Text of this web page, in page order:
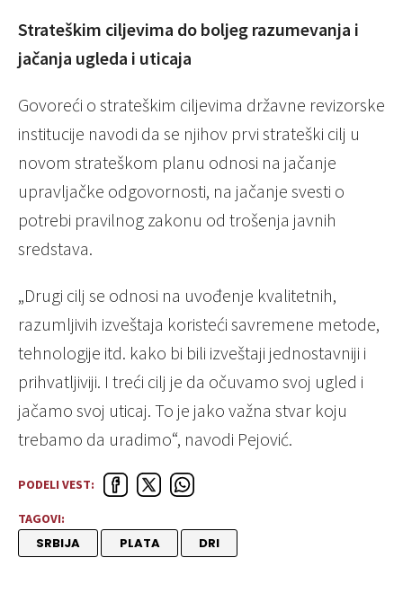
Strateškim ciljevima do boljeg razumevanja i
jačanja ugleda i uticaja
Govoreći o strateškim ciljevima državne revizorske
institucije navodi da se njihov prvi strateški cilj u
novom strateškom planu odnosi na jačanje
upravljačke odgovornosti, na jačanje svesti o
potrebi pravilnog zakonu od trošenja javnih
sredstava.
„Drugi cilj se odnosi na uvođenje kvalitetnih,
razumljivih izveštaja koristeći savremene metode,
tehnologije itd. kako bi bili izveštaji jednostavniji i
prihvatljiviji. I treći cilj je da očuvamo svoj ugled i
jačamo svoj uticaj. To je jako važna stvar koju
trebamo da uradimo“, navodi Pejović.
PODELI VEST:
TAGOVI:
SRBIJA PLATA DRI